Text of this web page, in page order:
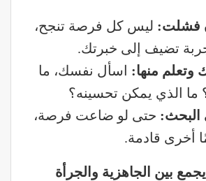
فشلت: ليس كل فرصة تنجح،
تضيف إلى خبرتك.
وتعلم منها: اسأل نفسك، ما
ما الذي يمكن تحسينه؟
البحث: حتى لو ضاعت فرصة،
أخرى قادمة.
يجمع بين الجاهزية والجرأة